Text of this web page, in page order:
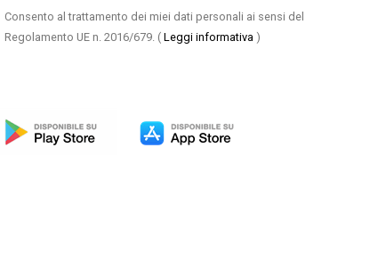
Consento al trattamento dei miei dati personali ai sensi del
Regolamento UE n. 2016/679. ( Leggi informativa )